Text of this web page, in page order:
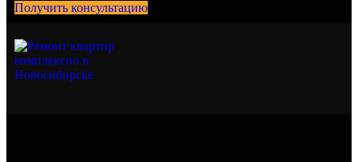
Получить консультацию